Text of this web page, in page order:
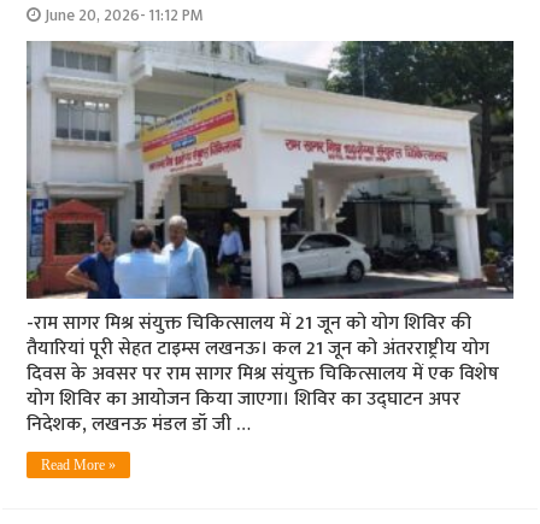
June 20, 2026- 11:12 PM
-राम सागर मिश्र संयुक्त चिकित्सालय में 21 जून को योग शिविर की
तैयारियां पूरी सेहत टाइम्स लखनऊ। कल 21 जून को अंतरराष्ट्रीय योग
दिवस के अवसर पर राम सागर मिश्र संयुक्त चिकित्सालय में एक विशेष
योग शिविर का आयोजन किया जाएगा। शिविर का उद्घाटन अपर
निदेशक, लखनऊ मंडल डॉ जी …
Read More »